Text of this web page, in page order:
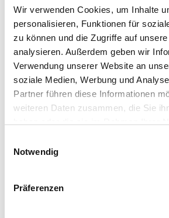
Wir verwenden Cookies, um Inhalte
personalisieren, Funktionen für
zu können und die Zugriffe auf
analysieren. Außerdem geben wir
Verwendung unserer Website an
soziale Medien, Werbung und
Partner führen diese Informationen
weiteren Daten zusammen, die Sie
Notwendig
Präferenzen